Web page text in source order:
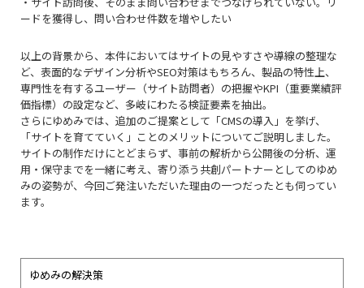
ードを獲得し、問い合わせ件数を増やしたい
以上の背景から、本件においてはサイトの見やすさや導線の整理な
ど、表面的なデザイン分析やSEO対策はもちろん、製品の特性上、
専門性を有するユーザー（サイト訪問者）の把握やKPI（重要業績評
価指標）の設定など、多岐にわたる検証要素を抽出。
さらにゆめみでは、追加のご提案として「CMSの導⼊」を挙げ、
「サイトを育てていく」ことのメリットについてご説明しました。
サイトの制作だけにとどまらず、事前の解析から公開後の分析、運
用・保守までを一緒に考え、寄り添う共創パートナーとしてのゆめ
みの姿勢が、今回ご発注いただいた理由の一つだったとも伺ってい
ます。
ゆめみの解決策